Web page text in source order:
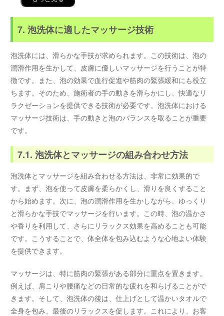
7. 泡洗体に適したマッサージ技術
泡洗体には、滑らかな手技が求められます。この技術は、泡の
潤滑作用を生かして、皮膚に優しいマッサージを行うことが特
徴です。また、泡の効果で血行促進や筋肉の緊張緩和にも役立
ちます。そのため、施術者の手の動きを滑らかにし、快適なリ
ラクゼーションを提供できる技術が必要です。泡洗体における
マッサージ技術は、手の動きと泡のバランスを取ることが重要
です。
7.1. 泡洗体とマッサージの組み合わせ方法
泡洗体とマッサージを組み合わせる方法は、非常に効果的で
す。まず、泡を使って皮膚を柔らかくし、滑りを良くすること
から始めます。次に、泡の潤滑作用を生かしながら、ゆっくり
と滑らかな手技でマッサージを行います。この時、泡の温かさ
や香りを利用して、さらにリラックス効果を高めることも可能
です。こうすることで、体全体を包み込むような心地よい体験
を提供できます。
マッサージは、特に筋肉の緊張がある部分に重点を置きます。
例えば、肩こりや腰痛などの日常的な疲れを和らげることがで
きます。そして、泡洗体の後は、仕上げとして温かいタオルで
全身を包み、最後のリラックスを促します。これにより、お客